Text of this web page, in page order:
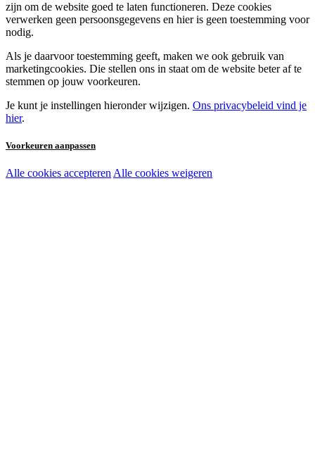
zijn om de website goed te laten functioneren. Deze cookies
verwerken geen persoonsgegevens en hier is geen toestemming voor
nodig.
Als je daarvoor toestemming geeft, maken we ook gebruik van
marketingcookies. Die stellen ons in staat om de website beter af te
stemmen op jouw voorkeuren.
Je kunt je instellingen hieronder wijzigen. Ons privacybeleid vind je
hier.
Voorkeuren aanpassen
Noodzakelijke cookies:
Alle cookies accepteren Alle cookies weigeren